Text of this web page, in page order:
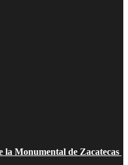
la Monumental de Zacatecas